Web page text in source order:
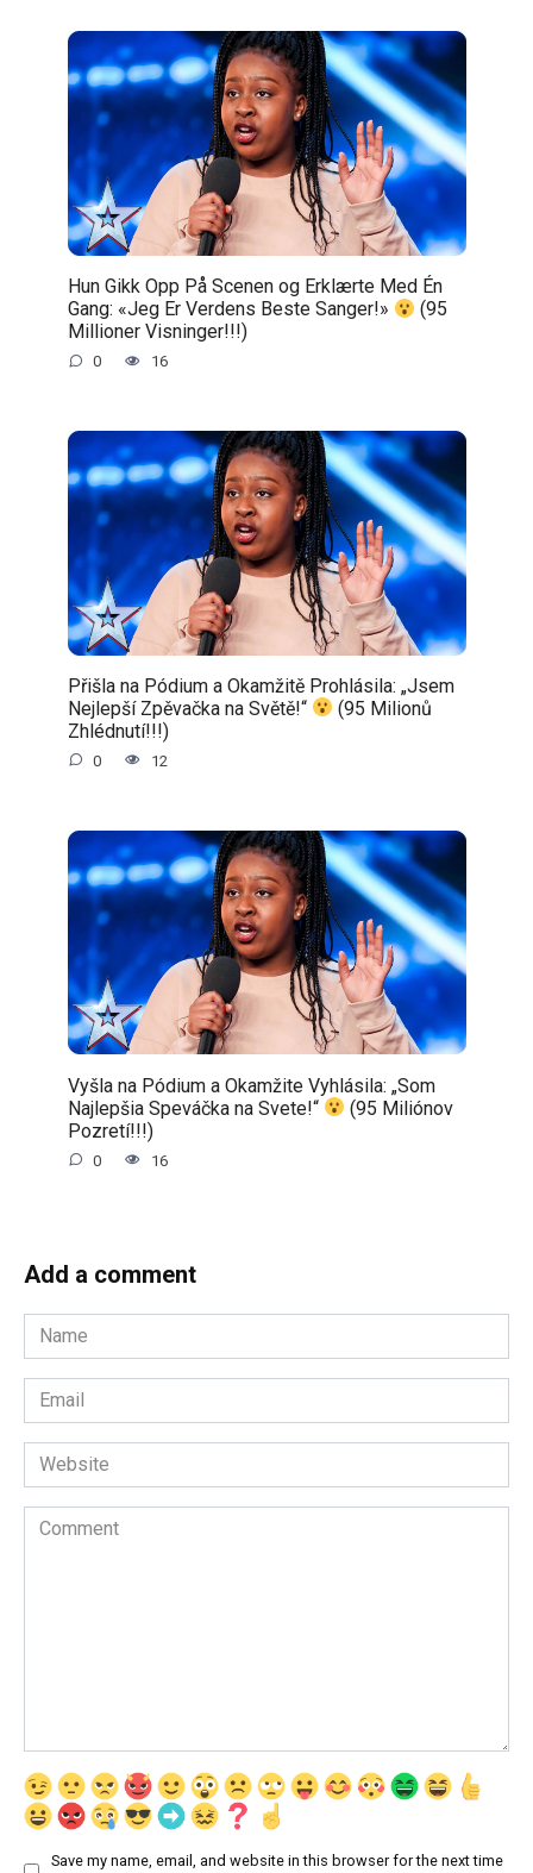
Hun Gikk Opp På Scenen og Erklærte Med Én
Gang: «Jeg Er Verdens Beste Sanger!»
(95
Millioner Visninger!!!)
0 16
Přišla na Pódium a Okamžitě Prohlásila: „Jsem
Nejlepší Zpěvačka na Světě!“
(95 Milionů
Zhlédnutí!!!)
0 12
Vyšla na Pódium a Okamžite Vyhlásila: „Som
Najlepšia Speváčka na Svete!“
(95 Miliónov
Pozretí!!!)
0 16
Add a comment
Name
*
Email
*
Website
Comment
Save my name, email, and website in this browser for the next time